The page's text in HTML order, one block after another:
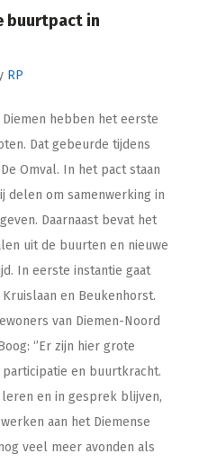
buurtpact in
RP
hebben het eerste
Dat gebeurde tijdens
Omval. In het pact staan
delen om samenwerking in
Daarnaast bevat het
uit de buurten en nieuwe
In eerste instantie gaat
en Beukenhorst.
van Diemen-Noord
‘’Er zijn hier grote
en buurtkracht.
en in gesprek blijven,
aan het Diemense
veel meer avonden als